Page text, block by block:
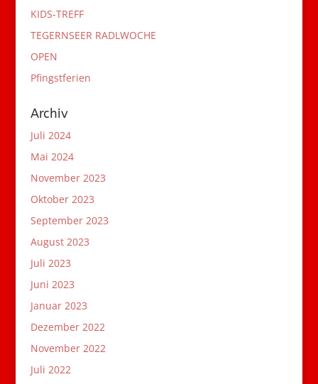
KIDS-TREFF
TEGERNSEER RADLWOCHE
OPEN
Pfingstferien
Archiv
Juli 2024
Mai 2024
November 2023
Oktober 2023
September 2023
August 2023
Juli 2023
Juni 2023
Januar 2023
Dezember 2022
November 2022
Juli 2022